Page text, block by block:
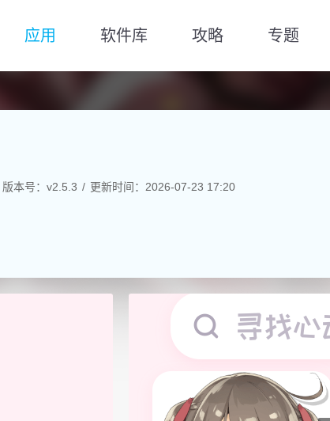
应用 软件库 攻略 专题
版本号：v2.5.3 更新时间：2026-07-23 17:20